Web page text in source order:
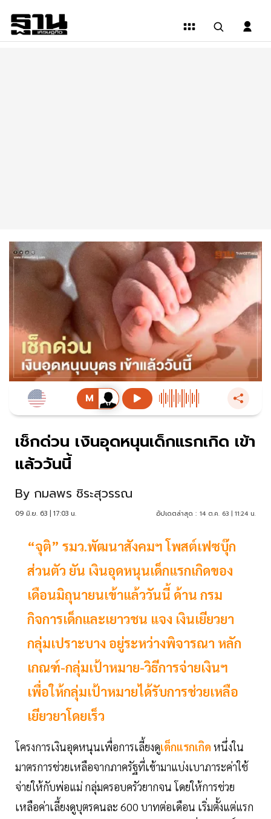
เช็กด่วน เงินอุดหนุนเด็กแรกเกิด เข้า
แล้ววันนี้
By กมลพร ชิระสุวรรณ
09 มิ.ย. 63 | 17:03 น. อัปเดตล่าสุด : 14 ต.ค. 63 | 11:24 น.
“จุติ” รมว.พัฒนาสังคมฯ โพสต์เฟซบุ๊ก
ส่วนตัว ยัน เงินอุดหนุนเด็กแรกเกิดของ
เดือนมิถุนายนเข้าแล้ววันนี้ ด้าน กรม
กิจการเด็กและเยาวชน แจง เงินเยียวยา
กลุ่มเปราะบาง อยู่ระหว่างพิจารณา หลัก
เกณฑ์-กลุ่มเป้าหมาย-วิธีการจ่ายเงินฯ
เพื่อให้กลุ่มเป้าหมายได้รับการช่วยเหลือ
เยียวยาโดยเร็ว
โครงการเงินอุดหนุนเพื่อการเลี้ยงดูเด็กแรกเกิด หนึ่งใน
มาตรการช่วยเหลือจากภาครัฐที่เข้ามาแบ่งเบาภาระค่าใช้
จ่ายให้กับพ่อแม่ กลุ่มครอบครัวยากจน โดยให้การช่วย
เหลือค่าเลี้ยงดูบุตรคนละ 600 บาทต่อเดือน เริ่มตั้งแต่แรก